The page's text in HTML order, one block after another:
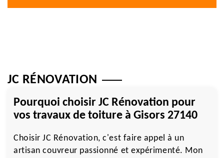
JC RÉNOVATION
Pourquoi choisir JC Rénovation pour
vos travaux de toiture à Gisors 27140
Choisir JC Rénovation, c'est faire appel à un
artisan couvreur passionné et expérimenté. Mon